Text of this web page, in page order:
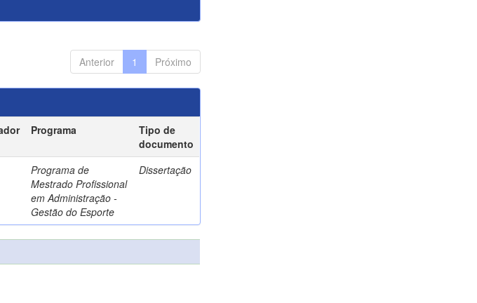
Anterior 1 Próximo
Programa
Tipo de
documento
Programa de
Mestrado Profissional
em Administração -
Gestão do Esporte
Dissertação